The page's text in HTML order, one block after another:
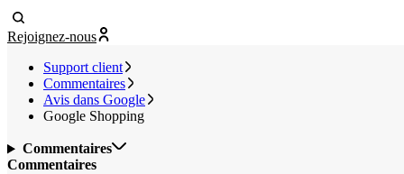
Rejoignez-nous
Support client
Commentaires
Avis dans Google
Google Shopping
Commentaires
Commentaires